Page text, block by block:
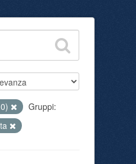
Gruppi: